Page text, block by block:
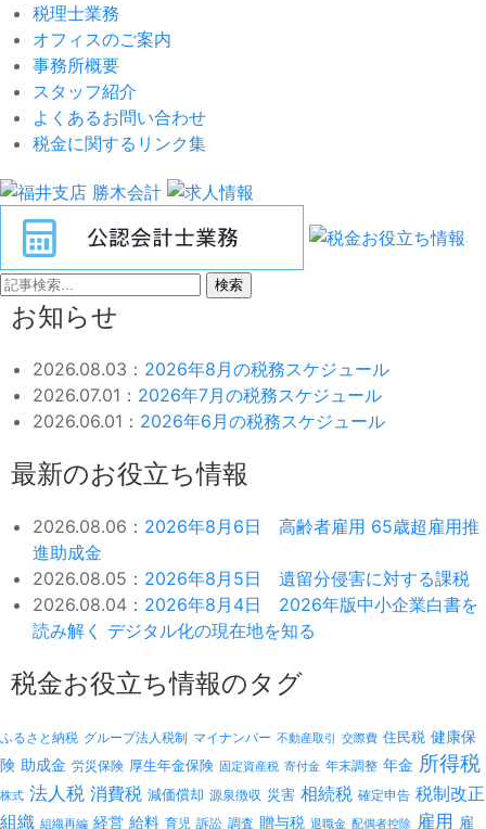
税理士業務
オフィスのご案内
事務所概要
スタッフ紹介
よくあるお問い合わせ
税金に関するリンク集
検索
お知らせ
2026.08.03： 2026年8月の税務スケジュール
2026.07.01： 2026年7月の税務スケジュール
2026.06.01： 2026年6月の税務スケジュール
最新のお役立ち情報
2026.08.06： 2026年8月6日 高齢者雇用 65歳超雇用推
進助成金
2026.08.05： 2026年8月5日 遺留分侵害に対する課税
2026.08.04： 2026年8月4日 2026年版中小企業白書を
読み解く デジタル化の現在地を知る
税金お役立ち情報のタグ
ふるさと納税 グループ法人税制 マイナンバー 不動産取引 交際費 住民税 健康保
険 助成金 労災保険 厚生年金保険 固定資産税 寄付金 年末調整 年金 所得税
株式 法人税 消費税 減価償却 源泉徴収 災害 相続税 確定申告 税制改正
組織 組織再編 経営 給料 育児 訴訟 調査 贈与税 退職金 配偶者控除 雇用 雇